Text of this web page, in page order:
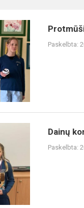
Paskelbta:
Dainų
Paskelbta: